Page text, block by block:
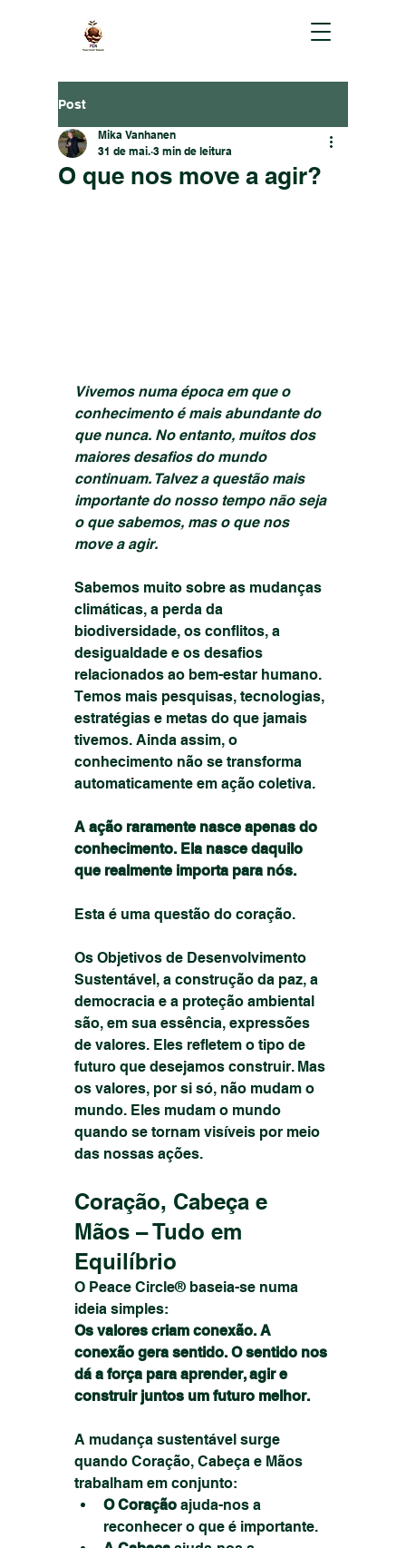
Post
O que nos move a agir?
Mika Vanhanen
31 de mai. 3 min de leitura
Vivemos numa época em que o
conhecimento é mais abundante do
que nunca. No entanto, muitos dos
maiores desafios do mundo
continuam. Talvez a questão mais
importante do nosso tempo não seja
o que sabemos, mas o que nos
move a agir.
Sabemos muito sobre as mudanças
climáticas, a perda da
biodiversidade, os conflitos, a
desigualdade e os desafios
relacionados ao bem-estar humano.
Temos mais pesquisas, tecnologias,
estratégias e metas do que jamais
tivemos. Ainda assim, o
conhecimento não se transforma
automaticamente em ação coletiva.
A ação raramente nasce apenas do
conhecimento. Ela nasce daquilo
que realmente importa para nós.
Esta é uma questão do coração.
Os Objetivos de Desenvolvimento
Sustentável, a construção da paz, a
democracia e a proteção ambiental
são, em sua essência, expressões
de valores. Eles refletem o tipo de
futuro que desejamos construir. Mas
os valores, por si só, não mudam o
mundo. Eles mudam o mundo
quando se tornam visíveis por meio
das nossas ações.
Coração, Cabeça e
Mãos – Tudo em
Equilíbrio
O Peace Circle® baseia-se numa
ideia simples:
Os valores criam conexão. A
conexão gera sentido. O sentido nos
dá a força para aprender, agir e
construir juntos um futuro melhor.
A mudança sustentável surge
quando Coração, Cabeça e Mãos
trabalham em conjunto:
O Coração ajuda-nos a
reconhecer o que é importante.